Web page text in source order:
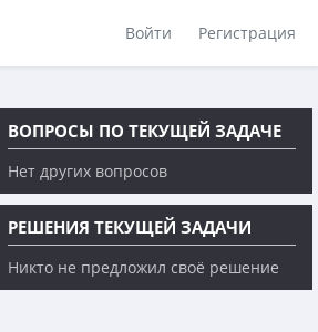
Войти Регистрация
ВОПРОСЫ ПО ТЕКУЩЕЙ ЗАДАЧЕ
Нет других вопросов
РЕШЕНИЯ ТЕКУЩЕЙ ЗАДАЧИ
Никто не предложил своё решение